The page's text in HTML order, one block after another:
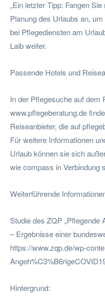
„Ein letzter Tipp: Fangen
Planung des Urlaubs an,
bei Pflegediensten am
Laib weiter.
Passende Hotels und
In der Pflegesuche auf dem
www.pflegeberatung.de
Reiseanbieter, die auf
Für weitere Informationen
Urlaub können sie sich
wie compass in Verbindung
Weiterführende
Studie des ZQP „Pflegende
– Ergebnisse einer
https://www.zqp.de/wp-
Hintergrund: